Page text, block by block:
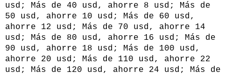
usd; Más de 40 usd, ahorre 8 usd; Más de
50 usd, ahorre 10 usd; Más de 60 usd,
ahorre 12 usd; Más de 70 usd, ahorre 14
usd; Más de 80 usd, ahorre 16 usd; Más de
90 usd, ahorre 18 usd; Más de 100 usd,
ahorre 20 usd; Más de 110 usd, ahorre 22
usd; Más de 120 usd, ahorre 24 usd; Más de